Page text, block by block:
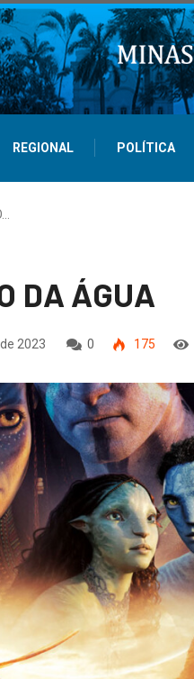
REGIONAL POLÍTICA
DA ÁGUA
2023 0 175